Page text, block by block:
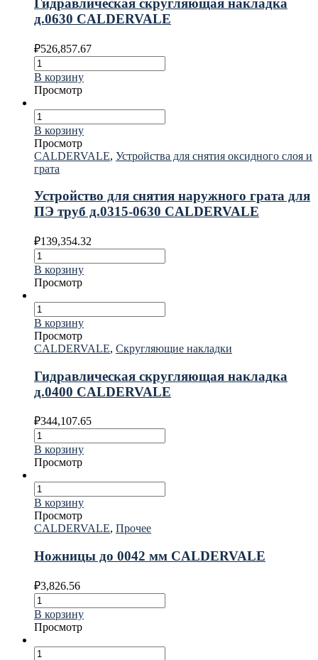
Гидравлическая скругляющая накладка
д.0630 CALDERVALE
₽526,857.67
В корзину
Просмотр
В корзину
Просмотр
CALDERVALE, Устройства для снятия оксидного слоя и
грата
Устройство для снятия наружного грата для
ПЭ труб д.0315-0630 CALDERVALE
₽139,354.32
В корзину
Просмотр
В корзину
Просмотр
CALDERVALE, Скругляющие накладки
Гидравлическая скругляющая накладка
д.0400 CALDERVALE
₽344,107.65
В корзину
Просмотр
В корзину
Просмотр
CALDERVALE, Прочее
Ножницы до 0042 мм CALDERVALE
₽3,826.56
В корзину
Просмотр